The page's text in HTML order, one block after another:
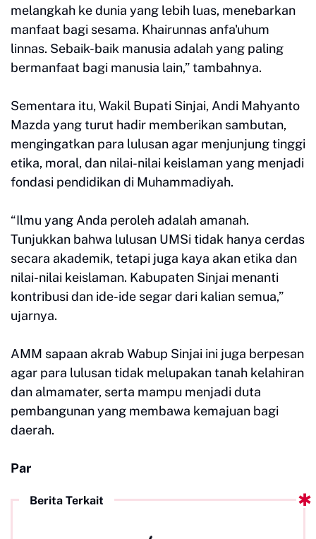
melangkah ke dunia yang lebih luas, menebarkan
manfaat bagi sesama. Khairunnas anfa'uhum
linnas. Sebaik-baik manusia adalah yang paling
bermanfaat bagi manusia lain,” tambahnya.
Sementara itu, Wakil Bupati Sinjai, Andi Mahyanto
Mazda yang turut hadir memberikan sambutan,
mengingatkan para lulusan agar menjunjung tinggi
etika, moral, dan nilai-nilai keislaman yang menjadi
fondasi pendidikan di Muhammadiyah.
“Ilmu yang Anda peroleh adalah amanah.
Tunjukkan bahwa lulusan UMSi tidak hanya cerdas
secara akademik, tetapi juga kaya akan etika dan
nilai-nilai keislaman. Kabupaten Sinjai menanti
kontribusi dan ide-ide segar dari kalian semua,”
ujarnya.
AMM sapaan akrab Wabup Sinjai ini juga berpesan
agar para lulusan tidak melupakan tanah kelahiran
dan almamater, serta mampu menjadi duta
pembangunan yang membawa kemajuan bagi
daerah.
Par
Berita Terkait